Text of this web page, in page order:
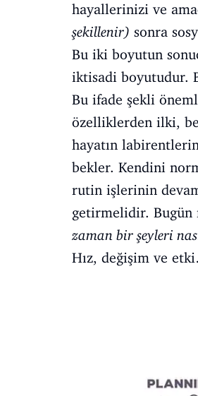
hayallerinizi ve
şekillenir) sonra
Bu iki boyutun
iktisadi boyutudur.
Bu ifade şekli
özelliklerden ilki,
hayatın
bekler. Kendini
rutin işlerinin
getirmelidir. Bugün
zaman bir şeyleri
Hız, değişim ve